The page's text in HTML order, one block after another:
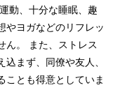
動、十分な睡眠、趣
やヨガなどのリフレッ
ん。 また、ストレス
まず、同僚や友人、
ことも得意としていま